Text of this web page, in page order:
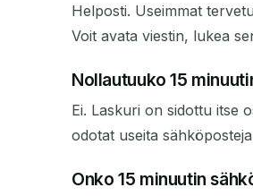
Helposti. Useimmat
Voit avata viestin, lukea
Nollautuuko 15
Ei. Laskuri on sidottu itse
odotat useita
Onko 15 minuutin